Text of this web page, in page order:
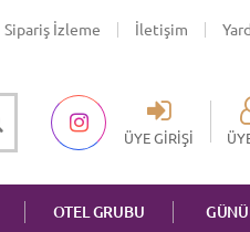
Sipariş İzleme İletişim
ÜYE GIRIŞI
OTEL GRUBU